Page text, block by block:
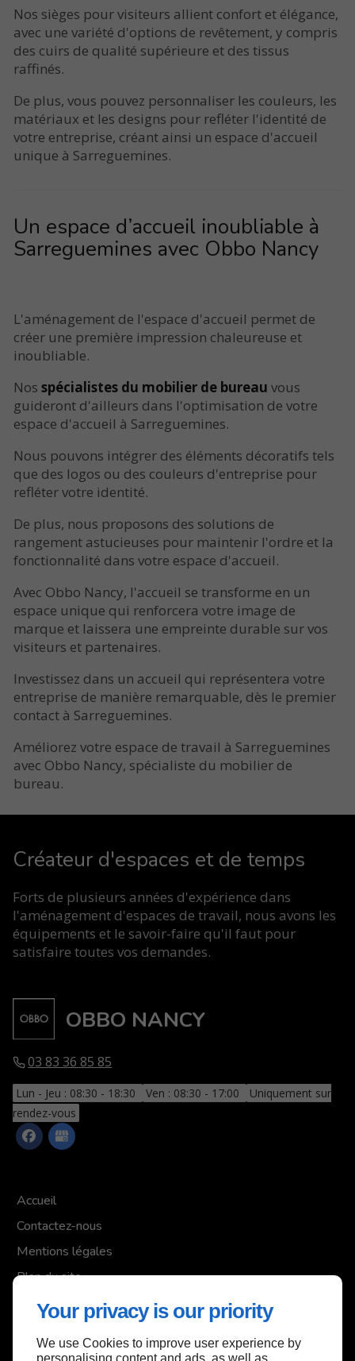
Your privacy is our priority
We use Cookies to improve user experience by
personalising content and ads, as well as
Nos sièges pour visiteurs allient confort et élégance,
avec une variété d'options de revêtement, y compris
des cuirs de qualité supérieure et des tissus
raffinés.
De plus, vous pouvez personnaliser les couleurs, les
matériaux et les designs pour refléter l'identité de
votre entreprise, créant ainsi un espace d'accueil
unique à Sarreguemines.
Un espace d’accueil inoubliable à
Sarreguemines avec Obbo Nancy
L'aménagement de l'espace d'accueil permet de
créer une première impression chaleureuse et
inoubliable.
Nos spécialistes du mobilier de bureau vous
guideront d'ailleurs dans l'optimisation de votre
espace d'accueil à Sarreguemines.
Nous pouvons intégrer des éléments décoratifs tels
que des logos ou des couleurs d'entreprise pour
refléter votre identité.
De plus, nous proposons des solutions de
rangement astucieuses pour maintenir l'ordre et la
fonctionnalité dans votre espace d'accueil.
Avec Obbo Nancy, l'accueil se transforme en un
espace unique qui renforcera votre image de
marque et laissera une empreinte durable sur vos
visiteurs et partenaires.
Investissez dans un accueil qui représentera votre
entreprise de manière remarquable, dès le premier
contact à Sarreguemines.
Améliorez votre espace de travail à Sarreguemines
avec Obbo Nancy, spécialiste du mobilier de
bureau.
OBBO NANCY
03 83 36 85 85
Lun - Jeu : 08:30 - 18:30 Ven : 08:30 - 17:00
Uniquement sur
rendez-vous
Accueil
Contactez-nous
Mentions légales
Plan du site
Créateur d'espaces et de temps
Forts de plusieurs années d'expérience dans
l'aménagement d'espaces de travail, nous avons les
équipements et le savoir-faire qu'il faut pour
satisfaire toutes vos demandes.
Haut de page